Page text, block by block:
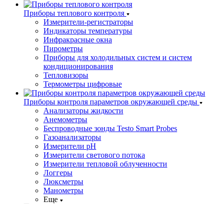
Приборы теплового контроля
Измерители-регистраторы
Индикаторы температуры
Инфракрасные окна
Пирометры
Приборы для холодильных систем и систем
кондиционирования
Тепловизоры
Термометры цифровые
Приборы контроля параметров окружающей среды
Анализаторы жидкости
Анемометры
Беспроводные зонды Testo Smart Probes
Газоанализаторы
Измерители pH
Измерители светового потока
Измерители тепловой облученности
Логгеры
Люксметры
Манометры
Еще